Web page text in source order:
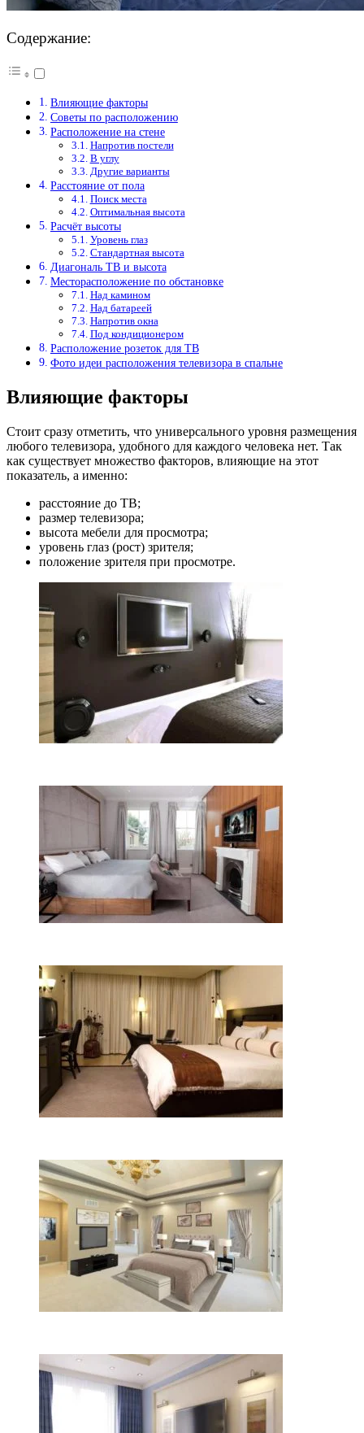
Содержание:
Влияющие факторы
Советы по расположению
Расположение на стене
Напротив постели
В углу
Другие варианты
Расстояние от пола
Поиск места
Оптимальная высота
Расчёт высоты
Уровень глаз
Стандартная высота
Диагональ ТВ и высота
Месторасположение по обстановке
Над камином
Над батареей
Напротив окна
Под кондиционером
Расположение розеток для ТВ
Фото идеи расположения телевизора в спальне
Влияющие факторы
Стоит сразу отметить, что универсального уровня размещения
любого телевизора, удобного для каждого человека нет. Так
как существует множество факторов, влияющие на этот
показатель, а именно:
расстояние до ТВ;
размер телевизора;
высота мебели для просмотра;
уровень глаз (рост) зрителя;
положение зрителя при просмотре.